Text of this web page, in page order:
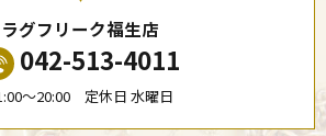
ラグフリーク福生店
042-513-4011
〜20:00 定休日 水曜日